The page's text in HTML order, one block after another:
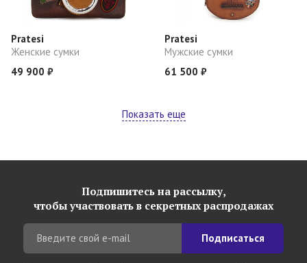
Pratesi
Женские сумки
49 900 ₽
Pratesi
Мужские сумки
61 500 ₽
Показать еще
Подпишитесь на рассылку,
чтобы участвовать в секретных распродажах
Подписаться